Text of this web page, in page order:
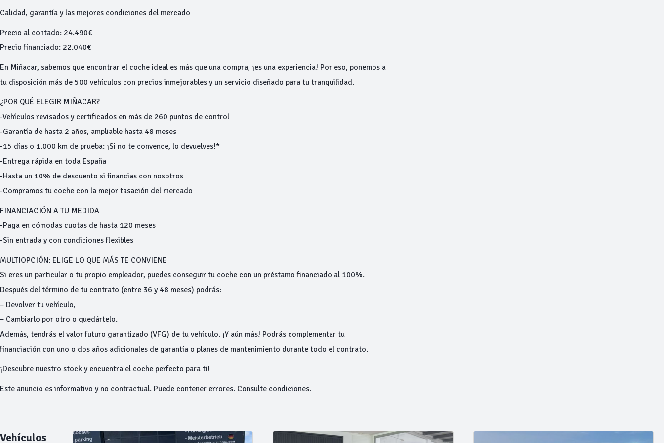
Calidad, garantía y las mejores condiciones del mercado
Precio al contado: 24.490€
Precio financiado: 22.040€
En Miñacar, sabemos que encontrar el coche ideal es más que una compra, ¡es una experiencia! Por eso, ponemos a
tu disposición más de 500 vehículos con precios inmejorables y un servicio diseñado para tu tranquilidad.
¿POR QUÉ ELEGIR MIÑACAR?
-Vehículos revisados y certificados en más de 260 puntos de control
-Garantía de hasta 2 años, ampliable hasta 48 meses
-15 días o 1.000 km de prueba: ¡Si no te convence, lo devuelves!*
-Entrega rápida en toda España
-Hasta un 10% de descuento si financias con nosotros
-Compramos tu coche con la mejor tasación del mercado
FINANCIACIÓN A TU MEDIDA
-Paga en cómodas cuotas de hasta 120 meses
-Sin entrada y con condiciones flexibles
MULTIOPCIÓN: ELIGE LO QUE MÁS TE CONVIENE
Si eres un particular o tu propio empleador, puedes conseguir tu coche con un préstamo financiado al 100%.
Después del término de tu contrato (entre 36 y 48 meses) podrás:
– Devolver tu vehículo,
– Cambiarlo por otro o quedártelo.
Además, tendrás el valor futuro garantizado (VFG) de tu vehículo. ¡Y aún más! Podrás complementar tu
financiación con uno o dos años adicionales de garantía o planes de mantenimiento durante todo el contrato.
¡Descubre nuestro stock y encuentra el coche perfecto para ti!
Este anuncio es informativo y no contractual. Puede contener errores. Consulte condiciones.
Vehículos